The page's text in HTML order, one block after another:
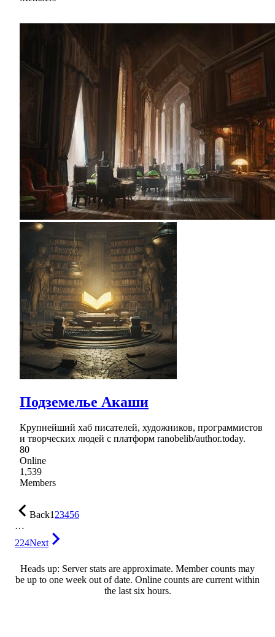
Подземелье Акаши
Крупнейший хаб писателей, художников, программистов
и творческих людей с платформ ranobelib/author.today.
80
Online
1,539
Members
Back123456
…
224Next
Heads up: Server stats are approximate. Member counts may
be up to one week out of date. Online counts are current within
the last six hours.